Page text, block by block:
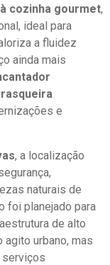
cozinha gourmet,
ideal para
a fluidez
ainda mais
e
, a localização
naturais de
foi planejado para
de alto
agito urbano, mas
serviços